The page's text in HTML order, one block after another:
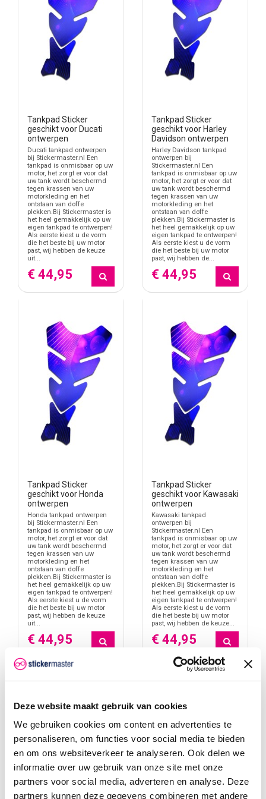
Deze website maakt gebruik van cookies
We gebruiken cookies om content en advertenties te
personaliseren, om functies voor social media te bieden
en om ons websiteverkeer te analyseren. Ook delen we
informatie over uw gebruik van onze site met onze
partners voor social media, adverteren en analyse. Deze
partners kunnen deze gegevens combineren met andere
Wil je juist de velg of kuip visueel aanpassen, dan is deze categorie
niet de juiste plek. Voor velgen kies je
rimstriping motor
startnummers op de motor gebruik je
racenummer stickers motor
Universeel of merkgericht kiezen
merkgerichte tankpad sticker is handiger wanneer je vanuit een
motormerk wilt starten en daarna een passende vorm kiest.
Controleer altijd de beschikbare ruimte op de tank. Vooral
sportmotoren, cruisers en naked bikes verschillen sterk in
tankvorm, tankdoppositie en ronding.
Let op: sticker met beschermlaag
De productinformatie noemt dat de merkgerichte tankpad een
sticker met beschermlaag is en geen daadwerkelijke dikke
tankpad. Die formulering voorkomt verkeerde verwachtingen.
Gebruik deze categorie daarom voor een beschermende
stickeroplossing op de tank. Zoek je een ander soort
motoraccessoire, dan valt dat buiten deze tankpad-stickerpagina.
Meer stickers voor motoronderdelen
motoronderdelen, race-uitstraling en zichtbare personalisatie.
Motor stickers
Rimstriping motor
Racenummer stickers motor
Kenteken stickers motor
Tankpad Sticker
geschikt voor Ducati
ontwerpen
Ducati tankpad ontwerpen
bij Stickermaster.nl Een
tankpad is onmisbaar op uw
motor, het zorgt er voor dat
uw tank wordt beschermd
tegen krassen van uw
motorkleding en het
ontstaan van doffe
plekken.Bij Stickermaster is
het heel gemakkelijk op uw
eigen tankpad te ontwerpen!
Als eerste kiest u de vorm
die het beste bij uw motor
past, wij hebben de keuze
uit...
€ 44,95
Tankpad Sticker
geschikt voor Harley
Davidson ontwerpen
Harley Davidson tankpad
ontwerpen bij
Stickermaster.nl Een
tankpad is onmisbaar op uw
motor, het zorgt er voor dat
uw tank wordt beschermd
tegen krassen van uw
motorkleding en het
ontstaan van doffe
plekken.Bij Stickermaster is
het heel gemakkelijk op uw
eigen tankpad te ontwerpen!
Als eerste kiest u de vorm
die het beste bij uw motor
past, wij hebben de...
€ 44,95
Tankpad Sticker
geschikt voor Honda
ontwerpen
Honda tankpad ontwerpen
bij Stickermaster.nl Een
tankpad is onmisbaar op uw
motor, het zorgt er voor dat
uw tank wordt beschermd
tegen krassen van uw
motorkleding en het
ontstaan van doffe
plekken.Bij Stickermaster is
het heel gemakkelijk op uw
eigen tankpad te ontwerpen!
Als eerste kiest u de vorm
die het beste bij uw motor
past, wij hebben de keuze
uit...
€ 44,95
Tankpad Sticker
geschikt voor Kawasaki
ontwerpen
Kawasaki tankpad
ontwerpen bij
Stickermaster.nl Een
tankpad is onmisbaar op uw
motor, het zorgt er voor dat
uw tank wordt beschermd
tegen krassen van uw
motorkleding en het
ontstaan van doffe
plekken.Bij Stickermaster is
het heel gemakkelijk op uw
eigen tankpad te ontwerpen!
Als eerste kiest u de vorm
die het beste bij uw motor
past, wij hebben de keuze...
€ 44,95